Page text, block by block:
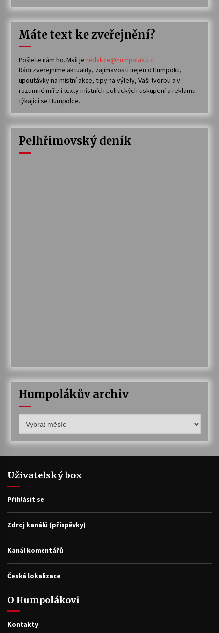
Máte text ke zveřejnění?
Pošlete nám ho. Mail je redakce@humpolak.cz
Rádi zveřejníme aktuality, zajímavosti nejen o Humpolci,
upoutávky na místní akce, tipy na výlety, Vaši tvorbu a v
rozumné míře i texty místních politických uskupení a reklamu
týkající se Humpolce.
Pelhřimovský deník
Humpolákův archiv
archiv
Uživatelský box
Přihlásit se
Zdroj kanálů (příspěvky)
Kanál komentářů
Česká lokalizace
O Humpolákovi
Kontakty